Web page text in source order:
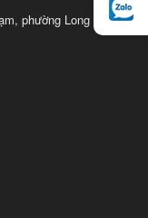
phường Long Biên,